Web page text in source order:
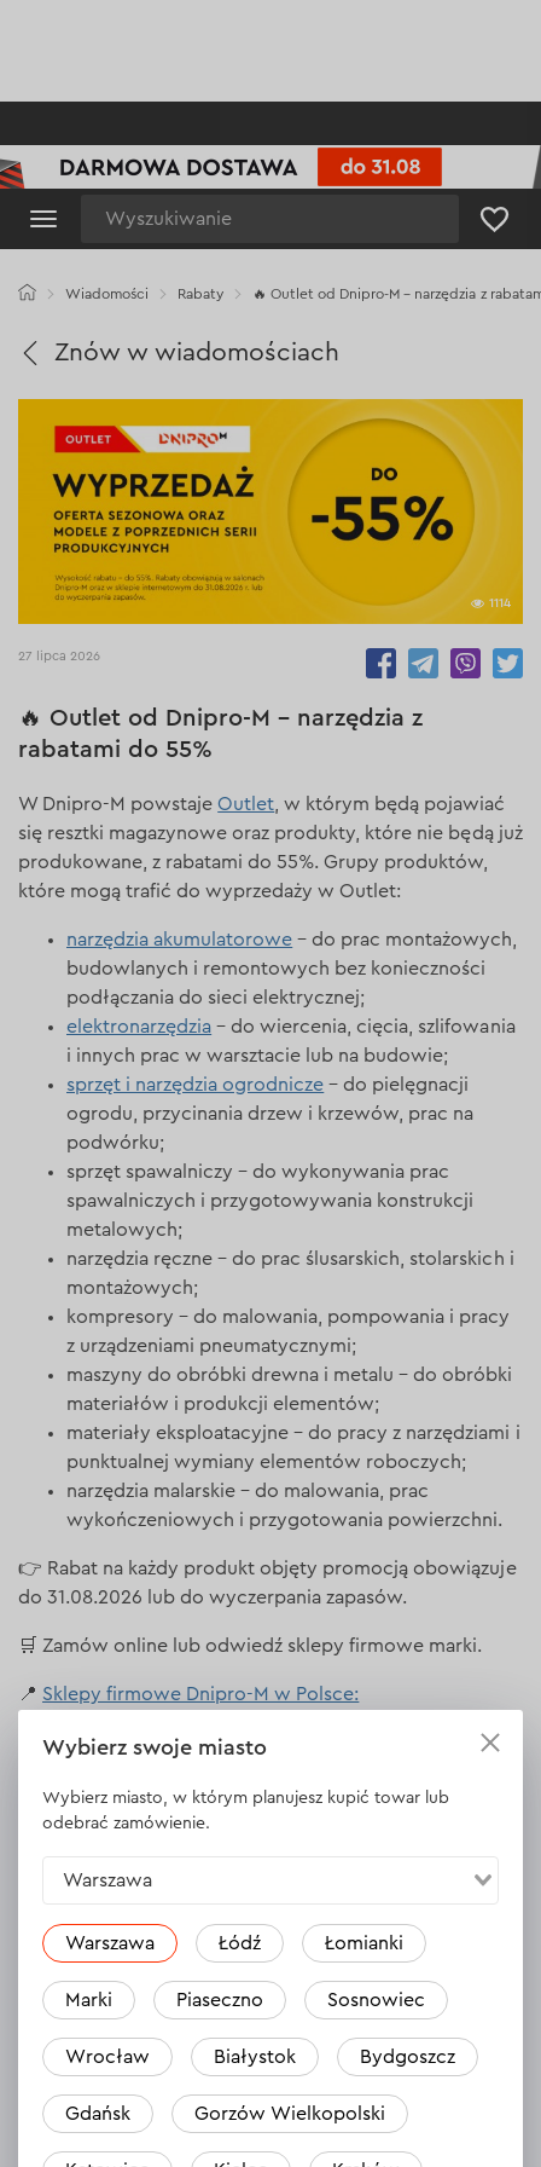
Wiadomości Rabaty 🔥 Outlet od Dnipro-M – narzędzia z
Znów w wiadomościach
1114
27 lipca 2026
🔥 Outlet od Dnipro-M – narzędzia z
rabatami do 55%
W Dnipro-M powstajeOutlet , w którym będą pojawiać
się resztki magazynowe oraz produkty, które nie będą już
produkowane, z rabatami do 55%. Grupy produktów,
które mogą trafić do wyprzedaży w Outlet:
narzędzia akumulatorowe – do prac montażowych,
budowlanych i remontowych bez konieczności
podłączania do sieci elektrycznej;
elektronarzędzia – do wiercenia, cięcia, szlifowania
i innych prac w warsztacie lub na budowie;
sprzęt i narzędzia ogrodnicze – do pielęgnacji
ogrodu, przycinania drzew i krzewów, prac na
podwórku;
sprzęt spawalniczy – do wykonywania prac
spawalniczych i przygotowywania konstrukcji
metalowych;
narzędzia ręczne – do prac ślusarskich, stolarskich i
montażowych;
kompresory – do malowania, pompowania i pracy
z urządzeniami pneumatycznymi;
maszyny do obróbki drewna i metalu – do obróbki
materiałów i produkcji elementów;
materiały eksploatacyjne – do pracy z narzędziami i
punktualnej wymiany elementów roboczych;
narzędzia malarskie – do malowania, prac
wykończeniowych i przygotowania powierzchni.
👉 Rabat na każdy produkt objęty promocją obowiązuje
do 31.08.2026 lub do wyczerpania zapasów.
🛒 Zamów online lub odwiedź sklepy firmowe marki.
📍 Sklepy firmowe Dnipro-M w Polsce:
Warszawa:
ul. Jubilerska 1/3, 04-190 (CH King Cross Praga)
ul. Modlińska 8, 03-216 (CH Auchan Warszawa
al. Marszałka Józefa Piłsudskiego 200A, 05-270 (CH
Łomianki:
Brukowa 25, 05-092
Wrocław:
Wybierz swoje miasto
Wybierz miasto, w którym planujesz kupić towar lub
odebrać zamówienie.
Warszawa
Warszawa Łódź Łomianki
Marki Piaseczno Sosnowiec
Wrocław Białystok Bydgoszcz
Gdańsk Gorzów Wielkopolski